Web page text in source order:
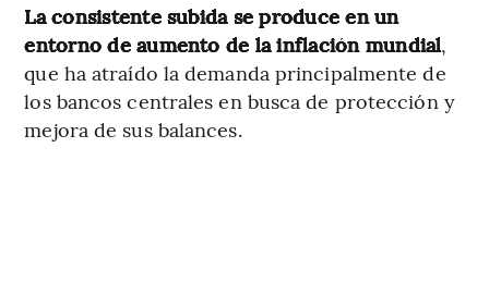
La consistente subida se produce en un
entorno de aumento de la inflación mundial,
que ha atraído la demanda principalmente de
los bancos centrales en busca de protección y
mejora de sus balances.